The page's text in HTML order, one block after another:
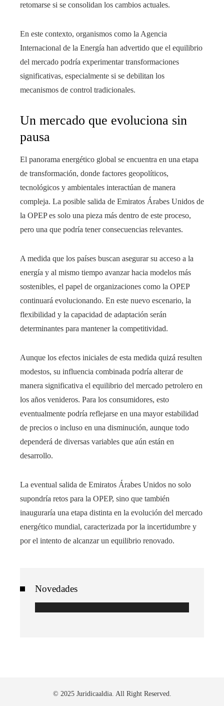
retomarse si se consolidan los cambios actuales.
En este contexto, organismos como la Agencia
Internacional de la Energía han advertido que el equilibrio
del mercado podría experimentar transformaciones
significativas, especialmente si se debilitan los
mecanismos de control tradicionales.
Un mercado que evoluciona sin
pausa
El panorama energético global se encuentra en una etapa
de transformación, donde factores geopolíticos,
tecnológicos y ambientales interactúan de manera
compleja. La posible salida de Emiratos Árabes Unidos de
la OPEP es solo una pieza más dentro de este proceso,
pero una que podría tener consecuencias relevantes.
A medida que los países buscan asegurar su acceso a la
energía y al mismo tiempo avanzar hacia modelos más
sostenibles, el papel de organizaciones como la OPEP
continuará evolucionando. En este nuevo escenario, la
flexibilidad y la capacidad de adaptación serán
determinantes para mantener la competitividad.
Aunque los efectos iniciales de esta medida quizá resulten
modestos, su influencia combinada podría alterar de
manera significativa el equilibrio del mercado petrolero en
los años venideros. Para los consumidores, esto
eventualmente podría reflejarse en una mayor estabilidad
de precios o incluso en una disminución, aunque todo
dependerá de diversas variables que aún están en
desarrollo.
La eventual salida de Emiratos Árabes Unidos no solo
supondría retos para la OPEP, sino que también
inauguraría una etapa distinta en la evolución del mercado
energético mundial, caracterizada por la incertidumbre y
por el intento de alcanzar un equilibrio renovado.
Novedades
© 2025 Juridicaaldia. All Right Reserved.